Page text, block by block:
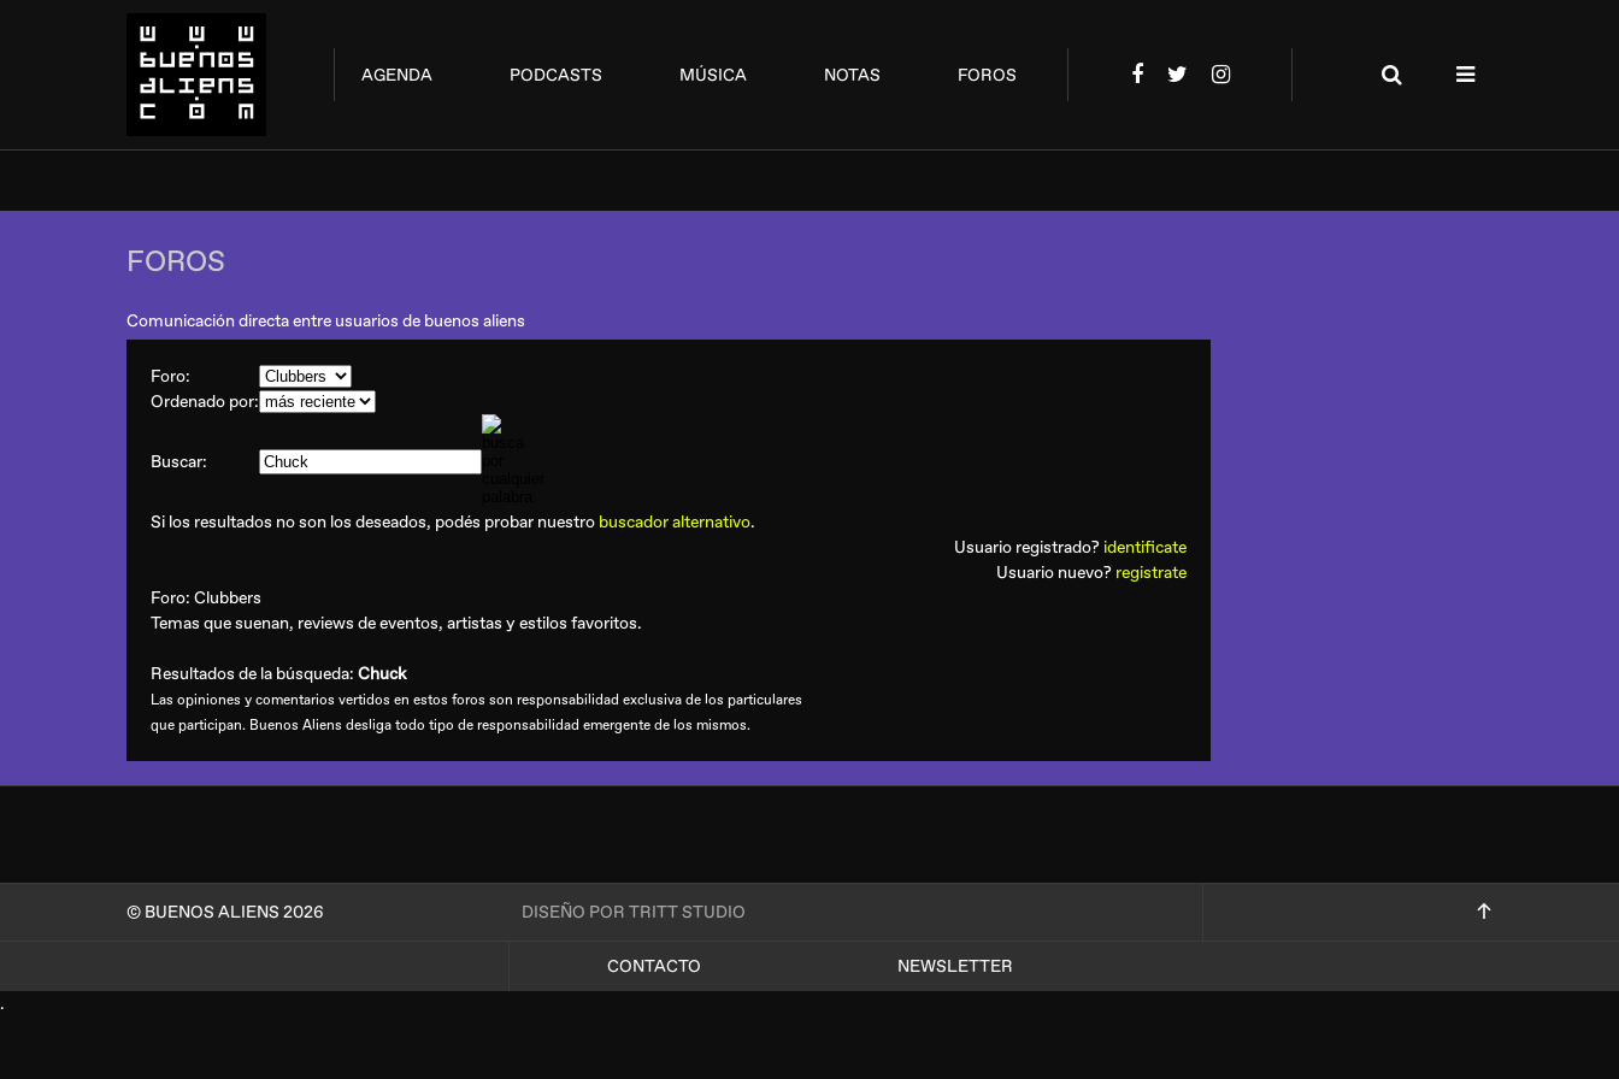
AGENDA PODCASTS MÚSICA NOTAS FOROS
FOROS
Comunicación directa entre usuarios de buenos aliens
Foro:
Ordenado por:
Buscar:
Si los resultados no son los deseados, podés probar nuestro buscador alternativo.
Usuario registrado? identificate
Usuario nuevo? registrate
Foro: Clubbers
Temas que suenan, reviews de eventos, artistas y estilos favoritos.
Resultados de la búsqueda: Chuck
Las opiniones y comentarios vertidos en estos foros son responsabilidad exclusiva de los particulares
que participan. Buenos Aliens desliga todo tipo de responsabilidad emergente de los mismos.
© BUENOS ALIENS 2026 DISEÑO POR TRITT STUDIO
CONTACTO
NEWSLETTER
.